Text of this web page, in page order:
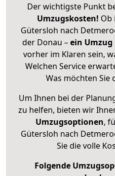
Der wichtigste Punkt
Umzugskosten! Ob
Gütersloh nach
der Donau –ein
vorher im Klaren sein,
Welchen Service
Was möchten Sie
Um Ihnen bei der
zu helfen, bieten wir
Umzugsoptionen,
Gütersloh nach
Sie die volle
Folgende